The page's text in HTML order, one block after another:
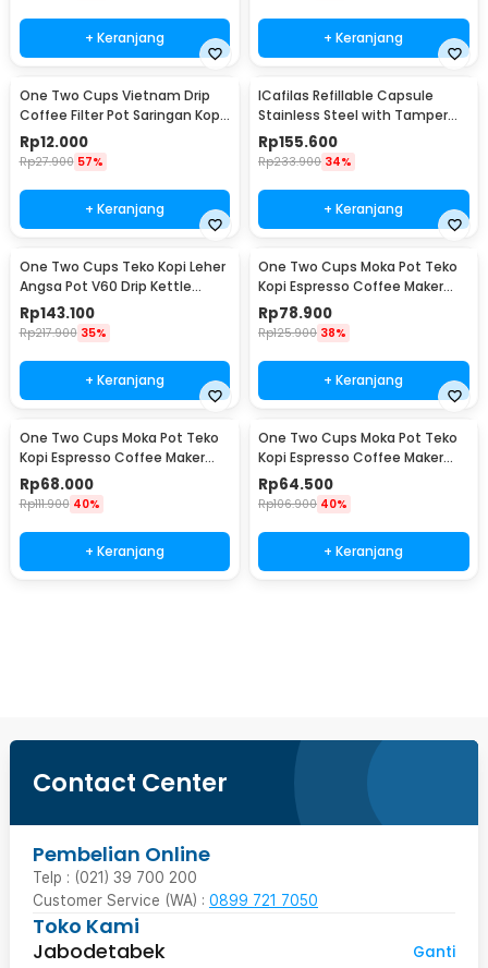
+ Keranjang + Keranjang
One Two Cups Vietnam Drip
Coffee Filter Pot Saringan Kopi
114ml 6Q - LC1
Rp12.000
Rp27.900 57%
+ Keranjang
ICafilas Refillable Capsule
Stainless Steel with Tamper
for Nespresso - F456
Rp155.600
Rp233.900 34%
+ Keranjang
One Two Cups Teko Kopi Leher
Angsa Pot V60 Drip Kettle
960ml - RF-15
Rp143.100
Rp217.900 35%
+ Keranjang
One Two Cups Moka Pot Teko
Kopi Espresso Coffee Maker
Stovetop 6 Cup 300ml - Z21
Rp78.900
Rp125.900 38%
+ Keranjang
One Two Cups Moka Pot Teko
Kopi Espresso Coffee Maker
Stovetop 4 Cup 200ml - Z21
Rp68.000
Rp111.900 40%
+ Keranjang
One Two Cups Moka Pot Teko
Kopi Espresso Coffee Maker
Stovetop 2 Cup 100ml - Z21
Rp64.500
Rp106.900 40%
+ Keranjang
Contact Center
Pembelian Online
Telp : (021) 39 700 200
Customer Service (WA) : 0899 721 7050
Toko Kami
Jabodetabek
Ganti